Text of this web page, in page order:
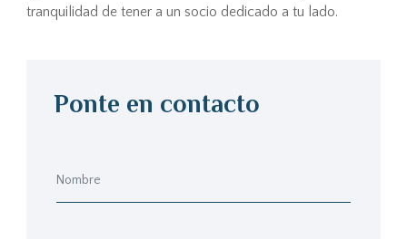
tranquilidad de tener a un socio dedicado a tu lado.
Ponte en contacto